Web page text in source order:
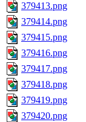
379413.png
379414.png
379415.png
379416.png
379417.png
379418.png
379419.png
379420.png